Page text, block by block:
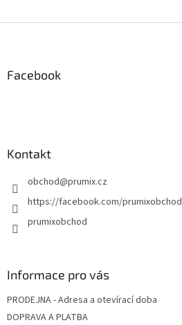
Facebook
Kontakt
obchod@prumix.cz
https://facebook.com/prumixobchod
prumixobchod
Informace pro vás
PRODEJNA - Adresa a otevírací doba
DOPRAVA A PLATBA